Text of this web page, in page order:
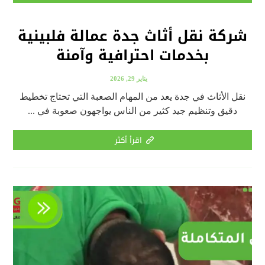
شركة نقل أثاث جدة عمالة فلبينية
بخدمات احترافية وآمنة
يناير 29, 2026
نقل الأثاث في جدة يعد من المهام الصعبة التي تحتاج تخطيط
دقيق وتنظيم جيد كثير من الناس يواجهون صعوبة في ...
اقرأ أكثر